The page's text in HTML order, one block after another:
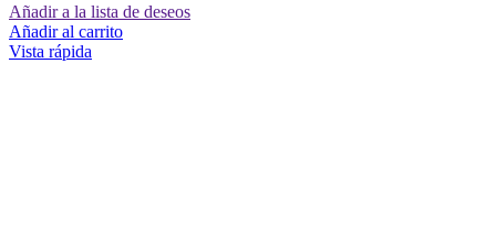
Añadir a la lista de deseos
Añadir al carrito
Vista rápida